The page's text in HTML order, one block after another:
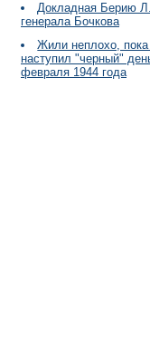
Докладная Берию
генерала Бочкова
Жили неплохо, пока
наступил "черный"
февраля 1944 года